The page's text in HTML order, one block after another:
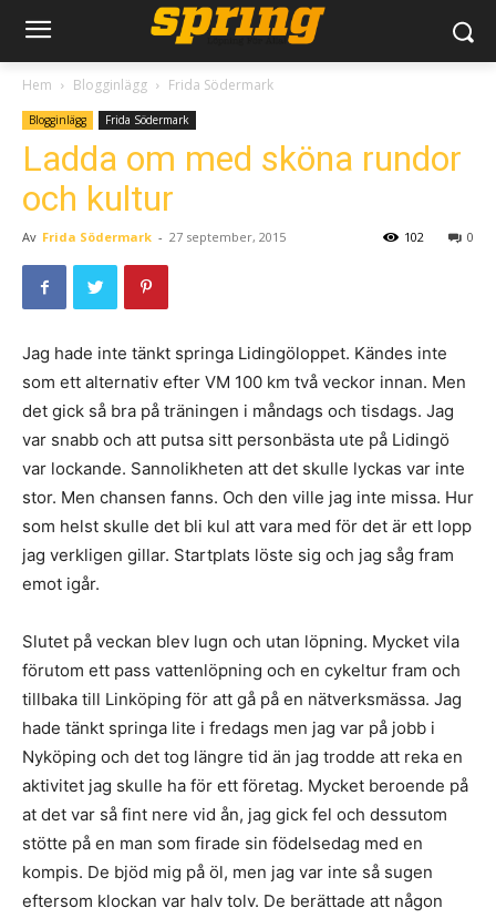
Hem Blogginlägg Frida Södermark
Blogginlägg Frida Södermark
Ladda om med sköna rundor
och kultur
Av Frida Södermark - 27 september, 2015 0
102
Jag hade inte tänkt springa Lidingöloppet. Kändes inte
som ett alternativ efter VM 100 km två veckor innan. Men
det gick så bra på träningen i måndags och tisdags. Jag
var snabb och att putsa sitt personbästa ute på Lidingö
var lockande. Sannolikheten att det skulle lyckas var inte
stor. Men chansen fanns. Och den ville jag inte missa. Hur
som helst skulle det bli kul att vara med för det är ett lopp
jag verkligen gillar. Startplats löste sig och jag såg fram
emot igår.
Slutet på veckan blev lugn och utan löpning. Mycket vila
förutom ett pass vattenlöpning och en cykeltur fram och
tillbaka till Linköping för att gå på en nätverksmässa. Jag
hade tänkt springa lite i fredags men jag var på jobb i
Nyköping och det tog längre tid än jag trodde att reka en
aktivitet jag skulle ha för ett företag. Mycket beroende på
at det var så fint nere vid ån, jag gick fel och dessutom
stötte på en man som firade sin födelsedag med en
kompis. De bjöd mig på öl, men jag var inte så sugen
eftersom klockan var halv tolv. De berättade att någon